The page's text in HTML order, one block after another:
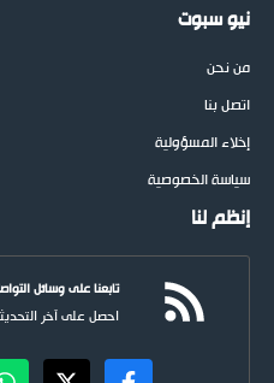
نيو سبوت
من نحن
اتصل بنا
إخلاء المسؤولية
سياسة الخصوصية
إنظم لنا
تابعنا على وسائل
احصل على آخر